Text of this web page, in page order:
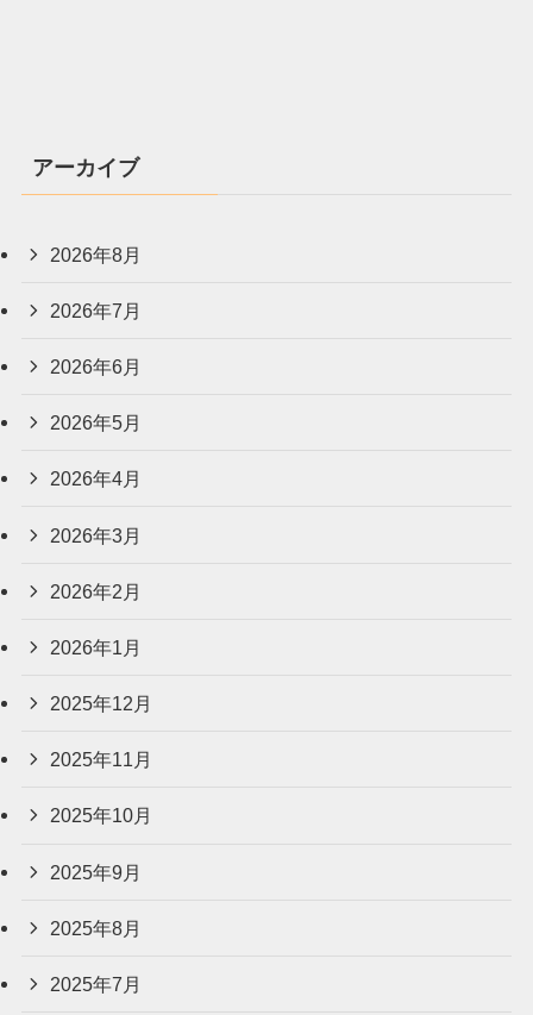
アーカイブ
2026年8月
2026年7月
2026年6月
2026年5月
2026年4月
2026年3月
2026年2月
2026年1月
2025年12月
2025年11月
2025年10月
2025年9月
2025年8月
2025年7月